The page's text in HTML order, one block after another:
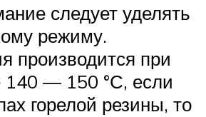
следует уделять
режиму.
производится при
140 — 150 °С, если
горелой резины, то